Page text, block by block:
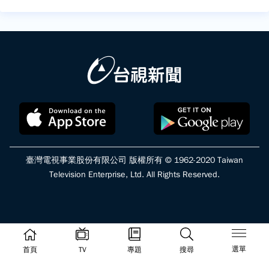
首頁 TV 專題 搜尋 選單
臺灣電視事業股份有限公司 版權所有 © 1962-2020 Taiwan
Television Enterprise, Ltd. All Rights Reserved.